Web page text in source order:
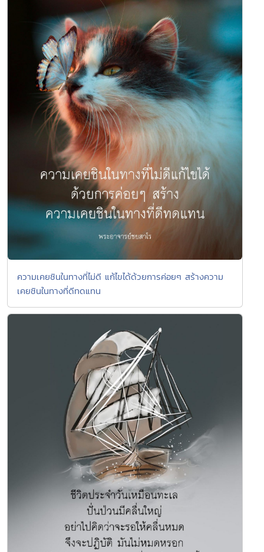
ความเคยชินในทางที่ไม่ดี แก้ไขได้ด้วยการค่อยๆ สร้างความ
เคยชินในทางที่ดีทดแทน